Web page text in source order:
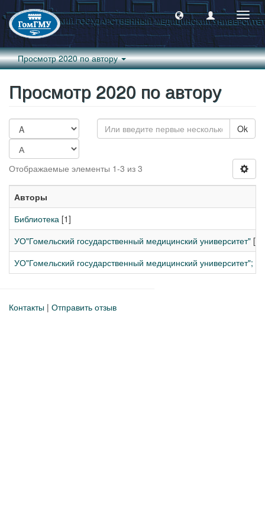
Просмотр 2020 по автору
Просмотр 2020 по автору
Ok
Отображаемые элементы 1-3 из 3
Авторы
Библиотека [1]
УО"Гомельский государственный медицинский университет" [1]
УО"Гомельский государственный медицинский университет";
Контакты | Отправить отзыв